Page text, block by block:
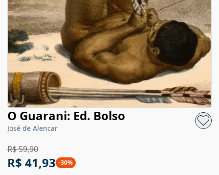
O Guarani: Ed. Bolso
José de Alencar
R$ 59,90
R$ 41,93 -30%